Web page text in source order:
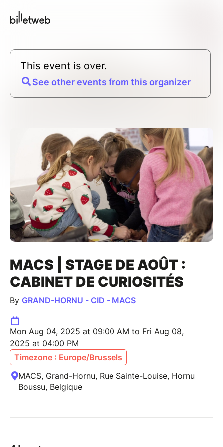
This event is over.
See other events from this organizer
MACS | STAGE DE AOÛT :
CABINET DE CURIOSITÉS
By GRAND-HORNU - CID - MACS
Mon Aug 04, 2025 at 09:00 AM to Fri Aug 08,
2025 at 04:00 PM
Timezone : Europe/Brussels
MACS, Grand-Hornu, Rue Sainte-Louise, Hornu
Boussu, Belgique